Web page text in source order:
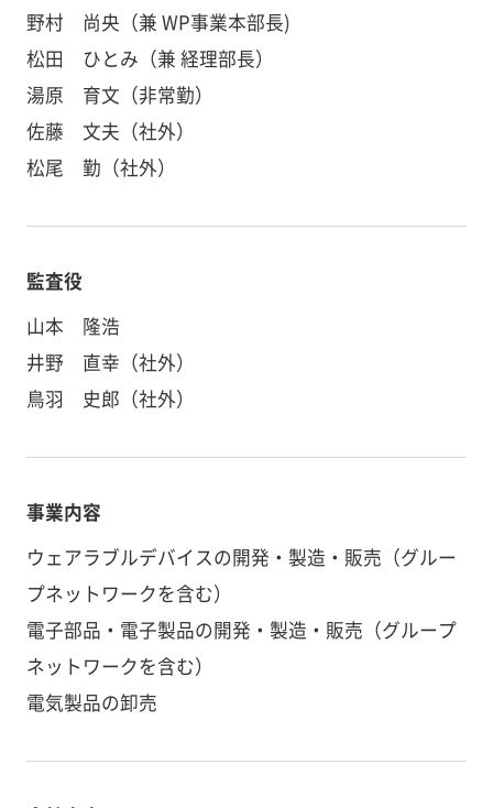
野村 尚央（兼 WP事業本部長)
松田 ひとみ（兼 経理部長）
湯原 育文（非常勤）
佐藤 文夫（社外）
松尾 勤（社外）
監査役
山本 隆浩
井野 直幸（社外）
鳥羽 史郎（社外）
事業内容
ウェアラブルデバイスの開発・製造・販売（グルー
プネットワークを含む）
電子部品・電子製品の開発・製造・販売（グループ
ネットワークを含む）
電気製品の卸売